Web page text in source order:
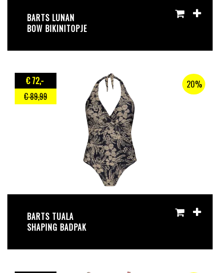
BARTS LUNAN
BOW BIKINITOPJE
€ 72,-
€ 89,99
20%
BARTS TUALA
SHAPING BADPAK